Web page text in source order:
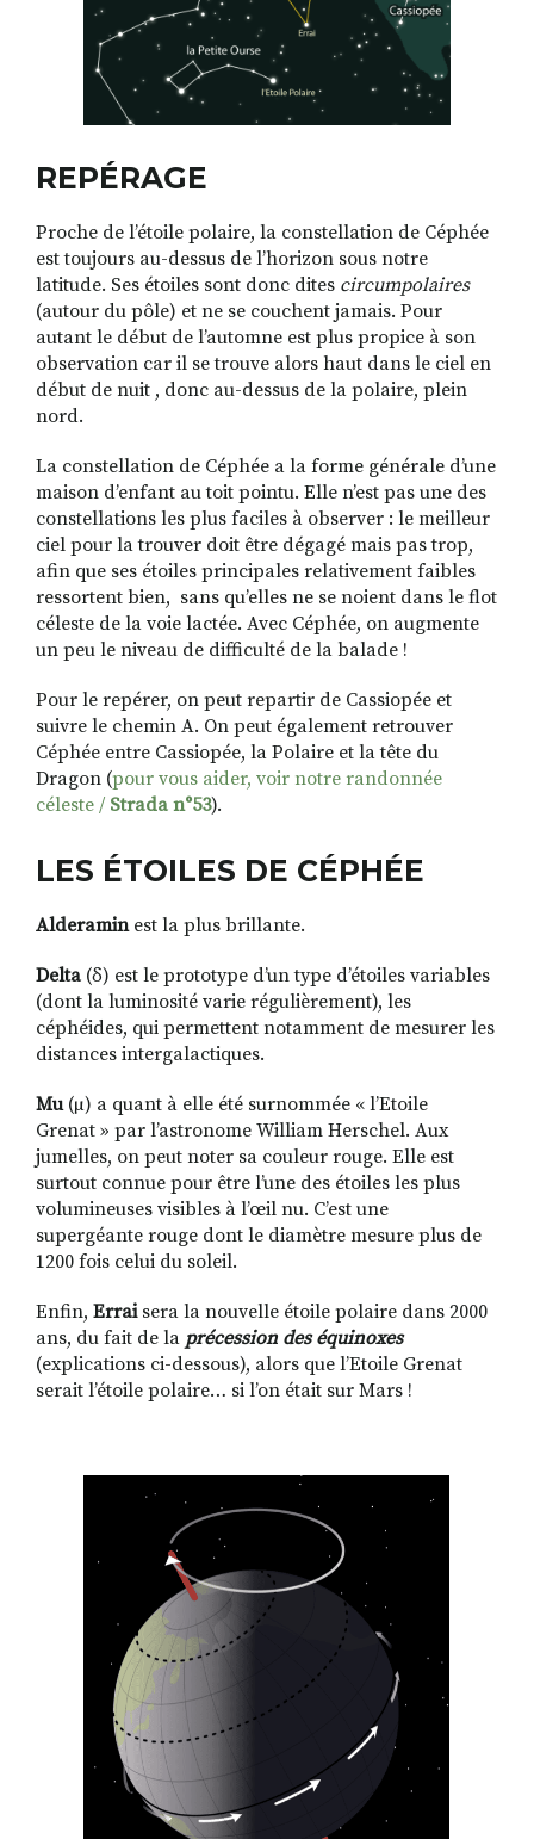
REPÉRAGE
Proche de l’étoile polaire, la constellation de Céphée
est toujours au-dessus de l’horizon sous notre
latitude. Ses étoiles sont donc dites circumpolaires
(autour du pôle) et ne se couchent jamais. Pour
autant le début de l’automne est plus propice à son
observation car il se trouve alors haut dans le ciel en
début de nuit , donc au-dessus de la polaire, plein
nord.
La constellation de Céphée a la forme générale d’une
maison d’enfant au toit pointu. Elle n’est pas une des
constellations les plus faciles à observer : le meilleur
ciel pour la trouver doit être dégagé mais pas trop,
afin que ses étoiles principales relativement faibles
ressortent bien, sans qu’elles ne se noient dans le flot
céleste de la voie lactée. Avec Céphée, on augmente
un peu le niveau de difficulté de la balade !
Pour le repérer, on peut repartir de Cassiopée et
suivre le chemin A. On peut également retrouver
Céphée entre Cassiopée, la Polaire et la tête du
Dragon (pour vous aider, voir notre randonnée
céleste / Strada n°53).
LES ÉTOILES DE CÉPHÉE
Alderaminest la plus brillante.
Delta (δ) est le prototype d’un type d’étoiles variables
(dont la luminosité varie régulièrement), les
céphéides, qui permettent notamment de mesurer les
distances intergalactiques.
Mu(µ) a quant à elle été surnommée « l’Etoile
Grenat » par l’astronome William Herschel. Aux
jumelles, on peut noter sa couleur rouge. Elle est
surtout connue pour être l’une des étoiles les plus
volumineuses visibles à l’œil nu. C’est une
supergéante rouge dont le diamètre mesure plus de
1200 fois celui du soleil.
Enfin, Erraisera la nouvelle étoile polaire dans 2000
ans, du fait de la précession des équinoxes
(explications ci-dessous), alors que l’Etoile Grenat
serait l’étoile polaire… si l’on était sur Mars !